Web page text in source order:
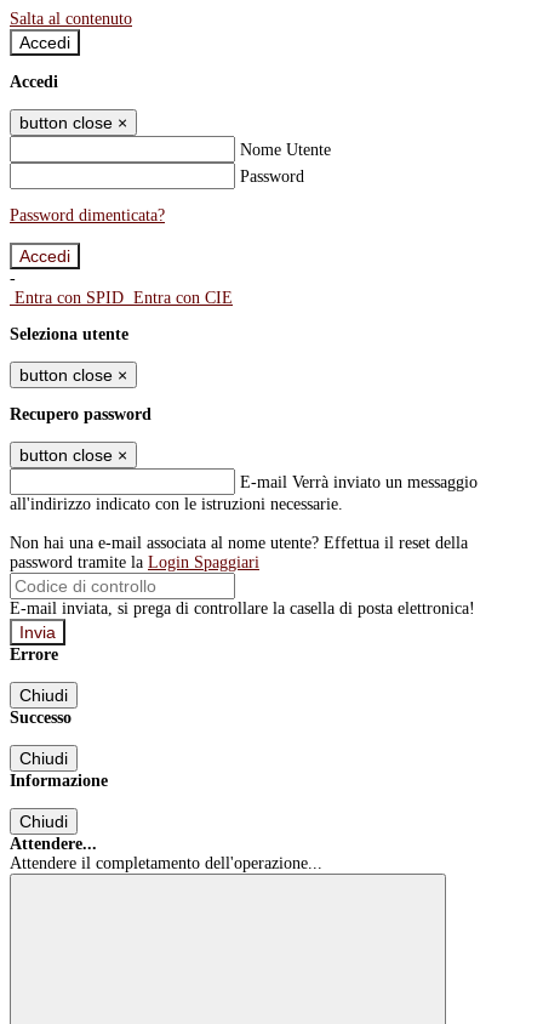
Salta al contenuto
Accedi
Accedi
button close ×
Nome Utente
Password
Password dimenticata?
-
Entra con SPID Entra con CIE
Seleziona utente
button close ×
Recupero password
button close ×
E-mail Verrà inviato un messaggio
all'indirizzo indicato con le istruzioni necessarie.
Non hai una e-mail associata al nome utente? Effettua il reset della
password tramite la Login Spaggiari
E-mail inviata, si prega di controllare la casella di posta elettronica!
Errore
Chiudi
Successo
Chiudi
Informazione
Chiudi
Attendere...
Attendere il completamento dell'operazione...